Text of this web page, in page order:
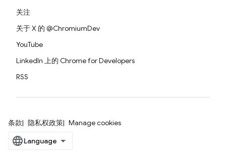
关注
关于 X 的 @ChromiumDev
YouTube
LinkedIn 上的 Chrome for Developers
RSS
条款 隐私权政策 Manage cookies